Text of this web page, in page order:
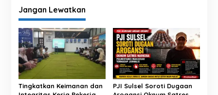
g
a
s
i
p
o
s
Jangan Lewatkan
Tingkatkan Keimanan dan
PJI Sulsel Soroti Dugaan